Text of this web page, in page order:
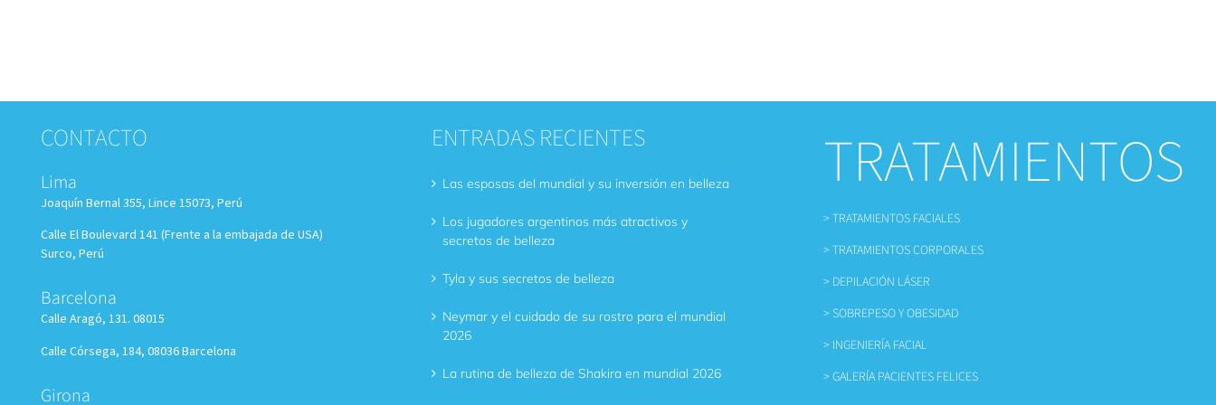
CONTACTO
Lima
Joaquín Bernal 355, Lince 15073, Perú
Calle El Boulevard 141 (Frente a la embajada de USA)
Surco, Perú
Barcelona
Calle Aragó, 131. 08015
Calle Córsega, 184, 08036 Barcelona
Girona
ENTRADAS RECIENTES
Las esposas del mundial y su inversión en belleza
Los jugadores argentinos más atractivos y
secretos de belleza
Tyla y sus secretos de belleza
Neymar y el cuidado de su rostro para el mundial
2026
La rutina de belleza de Shakira en mundial 2026
TRATAMIENTOS
> TRATAMIENTOS FACIALES
> TRATAMIENTOS CORPORALES
> DEPILACIÓN LÁSER
> SOBREPESO Y OBESIDAD
> INGENIERÍA FACIAL
> GALERÍA PACIENTES FELICES